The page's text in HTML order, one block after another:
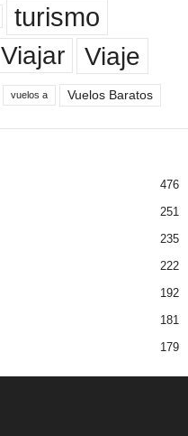
turismo
Viajar Viaje
vuelos a Vuelos Baratos
476
251
235
222
192
181
179